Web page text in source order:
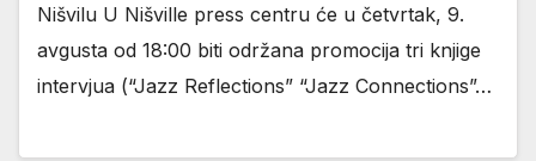
Nišvilu U Nišville press centru će u četvrtak, 9.
avgusta od 18:00 biti održana promocija tri knjige
intervjua (“Jazz Reflections” “Jazz Connections”…